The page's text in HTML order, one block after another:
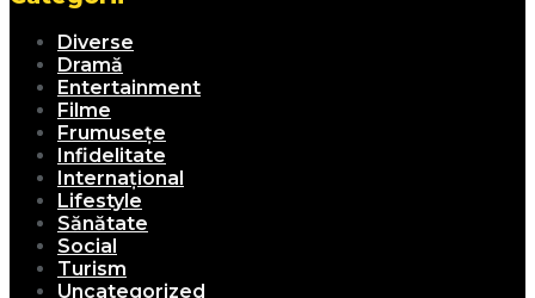
Diverse
Dramă
Entertainment
Filme
Frumusețe
Infidelitate
Internațional
Lifestyle
Sănătate
Social
Turism
Uncategorized